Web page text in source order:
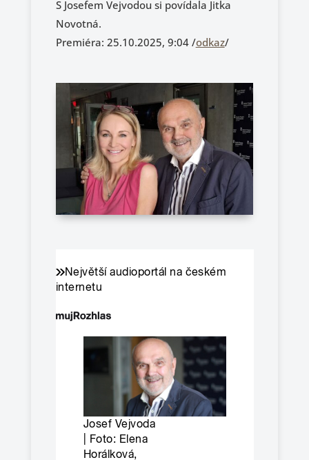
S Josefem Vejvodou si povídala Jitka
Novotná.
Premiéra: 25.10.2025, 9:04 /odkaz/